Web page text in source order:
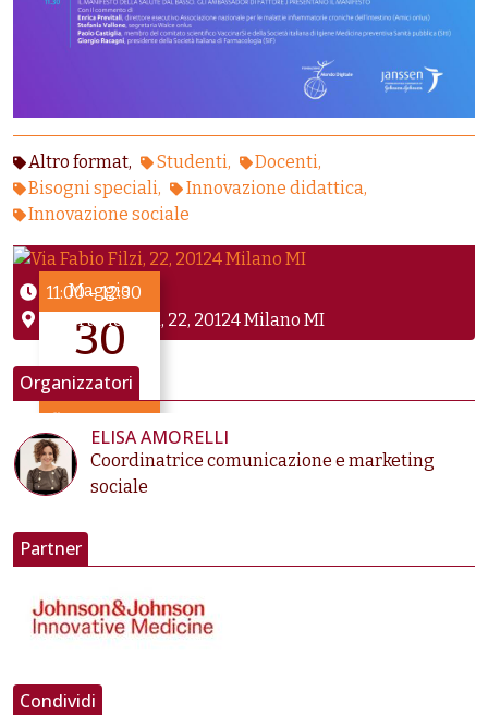
Altro format Studenti
Docenti
Bisogni speciali
Innovazione didattica
Innovazione sociale
Maggio
30
2022
11:00–12:30
Via Fabio Filzi, 22, 20124 Milano MI
Organizzatori
ELISA AMORELLI
Coordinatrice comunicazione e marketing
sociale
Partner
Condividi